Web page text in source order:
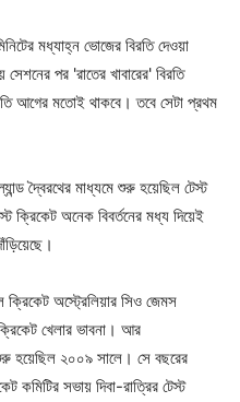
মধ্যাহ্ন ভোজের বিরতি দেওয়া
পর 'রাতের খাবারের' বিরতি
আগের মতোই থাকবে। তবে সেটা প্রথম
দ্বৈরথের মাধ্যমে শুরু হয়েছিল টেস্ট
ক্রিকেট অনেক বিবর্তনের মধ্য দিয়েই
অস্ট্রেলিয়ার সিও জেমস
খেলার ভাবনা। আর
শুরু হয়েছিল ২০০৯ সালে। সে বছরের
কমিটির সভায় দিবা-রাত্রির টেস্ট